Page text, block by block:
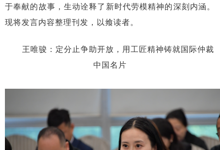
于奉献的故事，生动诠释了新时代劳模精神的深刻内涵。
现将发言内容整理刊发，以飨读者。
王唯骏：定分止争助开放，用工匠精神铸就国际仲裁
中国名片